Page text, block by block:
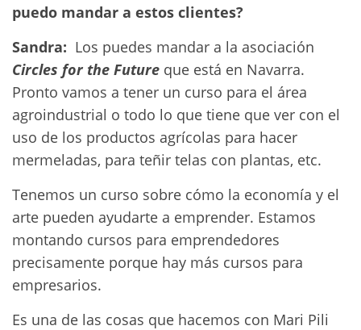
puedo mandar a estos clientes?
Sandra: Los puedes mandar a la asociación
Circles for the Future que está en Navarra.
Pronto vamos a tener un curso para el área
agroindustrial o todo lo que tiene que ver con el
uso de los productos agrícolas para hacer
mermeladas, para teñir telas con plantas, etc.
Tenemos un curso sobre cómo la economía y el
arte pueden ayudarte a emprender. Estamos
montando cursos para emprendedores
precisamente porque hay más cursos para
empresarios.
Es una de las cosas que hacemos con Mari Pili